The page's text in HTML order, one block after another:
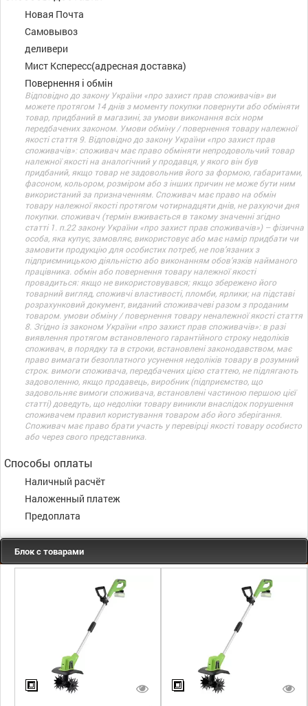
Новая Почта
Самовывоз
деливери
Мист Кспересс(адресная доставка)
Повернення і обмін
Відповідно до закону України «про захист прав споживачів» ви
можете протягом 14 днів з моменту покупки повернути або обміняти
товар, придбаний в магазині, за умови виконання всіх норм
передбачених законом. Умови обміну / повернення товару належної
якості стаття 9. Відповідно до закону України «про захист прав
споживачів»: споживач має право обміняти непродовольчий товар
належної якості на аналогічний у продавця, у якого він був
придбаний, якщо товар не задовольнив його за формою, габаритами,
фасоном, кольором, розміром або з інших причин не може бути ним
використаний за призначенням. Споживач має право на обмін
товару належної якості протягом чотирнадцяти днів, не рахуючи дня
покупки. споживач (термін вживається в такому значенні згідно
статті 1. п.22 закону України «про захист прав споживачів») – фізична
особа, яка купує, замовляє, використовує або має намір придбати чи
замовити продукцію для особистих потреб, не пов’язаних з
підприємницькою діяльністю або виконанням обов’язків найманого
працівника. обмін або повернення товару належної якості
провадиться: якщо не використовувався; якщо збережено його
товарний вигляд, споживчі властивості, пломби, ярлики; на підставі
розрахунковий документ, виданий споживачеві разом з проданим
товаром. умови обміну / повернення товару неналежної якості стаття
8. Згідно із законом України «про захист прав споживачів»: в разі
виявлення протягом встановленого гарантійного строку недоліків
споживач, в порядку та в строки, встановлені законодавством, має
право вимагати безоплатного усунення недоліків товару в розумний
строк. вимоги споживача, передбачених цією статтею, не підлягають
задоволенню, якщо продавець, виробник (підприємство, що
задовольняє вимоги споживача, встановлені частиною першою цієї
статті) доведуть, що недоліки товару виникли внаслідок порушення
споживачем правил користування товаром або його зберігання.
Споживач має право брати участь у перевірці якості товару особисто
або через свого представника.
Способы оплаты
Наличный расчёт
Наложенный платеж
Предоплата
Блок с товарами